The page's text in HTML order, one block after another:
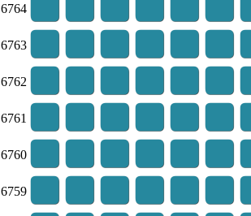
6764
6763
6762
6761
6760
6759